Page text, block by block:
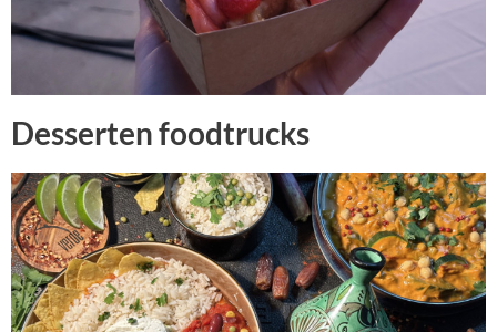
Desserten foodtrucks